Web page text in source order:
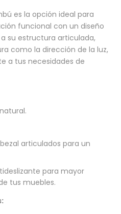
es la opción ideal para
funcional con un diseño
su estructura articulada,
como la dirección de la luz,
a tus necesidades de
articulados para un
para mayor
tus muebles.